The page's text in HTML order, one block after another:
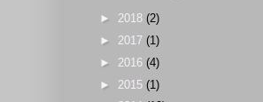
► 2018 (2)
► 2017 (1)
► 2016 (4)
► 2015 (1)